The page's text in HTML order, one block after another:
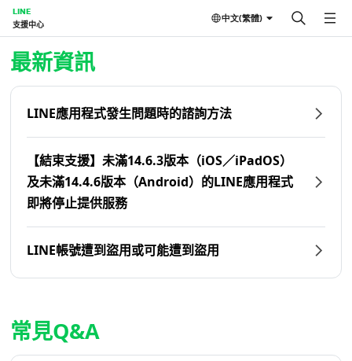
LINE
支援中心
中文(繁體)
首頁 | LINE支援中心
最新資訊
LINE應用程式發生問題時的諮詢方法
【結束支援】未滿14.6.3版本（iOS／iPadOS）
及未滿14.4.6版本（Android）的LINE應用程式
即將停止提供服務
LINE帳號遭到盜用或可能遭到盜用
常見Q&A